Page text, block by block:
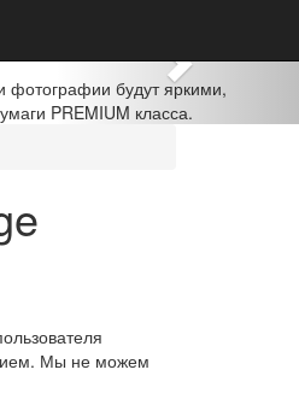
фотографии будут яркими,
PREMIUM класса.
Мы не можем